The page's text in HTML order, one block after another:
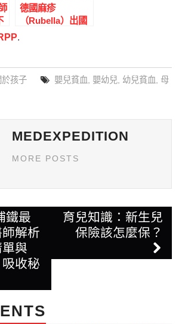
德國麻疹
（Rubella）出國
天性德國麻疹症候
群
.
於孩子 嬰兒貧血 嬰幼兒 幼兒貧血
母
MEDEXPEDITION
MORE POSTS
鐵最
解析
與
吸收秘
育兒知識：新生兒
保險該怎麼保？